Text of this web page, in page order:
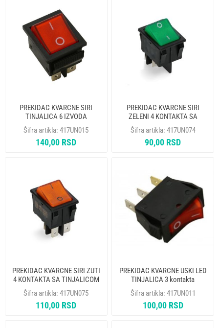
PREKIDAC KVARCNE SIRI
TINJALICA 6 IZVODA
Šifra artikla:417UN015
140,00 RSD
PREKIDAC KVARCNE SIRI
ZELENI 4 KONTAKTA SA
TINJALICOM
Šifra artikla: 417UN074
90,00 RSD
PREKIDAC KVARCNE SIRI ZUTI
4 KONTAKTA SA TINJALICOM
Šifra artikla:417UN075
110,00 RSD
PREKIDAC KVARCNE USKI LED
TINJALICA 3 kontakta
Šifra artikla: 417UN011
100,00 RSD